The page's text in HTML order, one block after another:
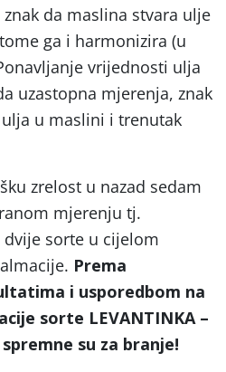
da maslina stvara ulje
ga i harmonizira (u
vrijednosti ulja
uzastopna mjerenja, znak
u maslini i trenutak
zrelost u nazad sedam
mjerenju tj.
dvije sorte u cijelom
Prema
i usporedbom na
sorte LEVANTINKA –
spremne su za branje!